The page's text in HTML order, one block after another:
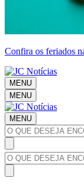
Confira os feriados
MENU
MENU
MENU